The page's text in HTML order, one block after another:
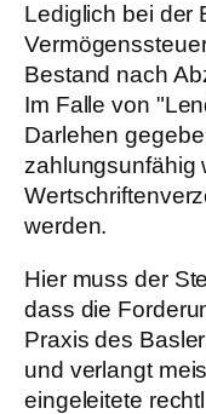
Lediglich bei der
Bestand nach
Im Falle von
Darlehen
zahlungsunfähig
werden.
Hier muss der
dass die
Praxis des
und verlangt
eingeleitete